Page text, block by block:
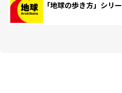
「地球の歩き方」シリ